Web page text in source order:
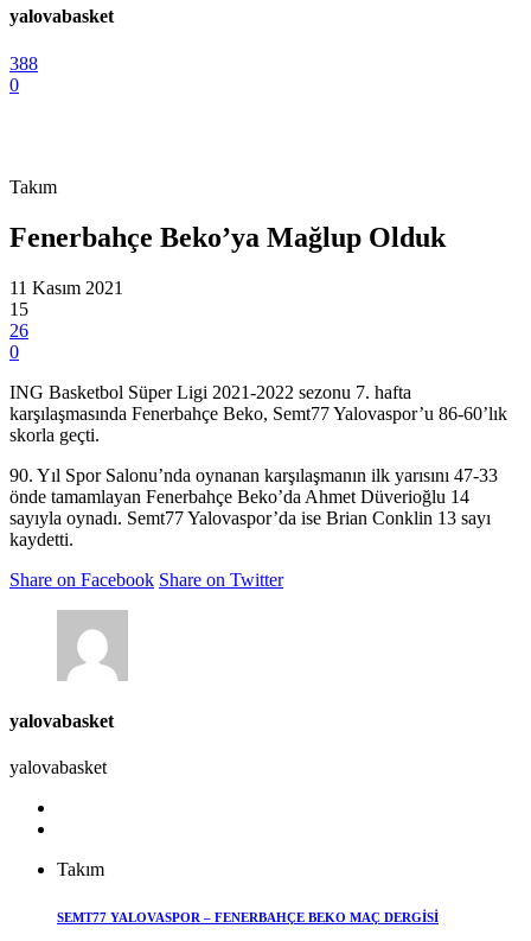
yalovabasket
388
0
Takım
Fenerbahçe Beko’ya Mağlup Olduk
11 Kasım 2021
15
26
0
ING Basketbol Süper Ligi 2021-2022 sezonu 7. hafta
karşılaşmasında Fenerbahçe Beko, Semt77 Yalovaspor’u 86-60’lık
skorla geçti.
90. Yıl Spor Salonu’nda oynanan karşılaşmanın ilk yarısını 47-33
önde tamamlayan Fenerbahçe Beko’da Ahmet Düverioğlu 14
sayıyla oynadı. Semt77 Yalovaspor’da ise Brian Conklin 13 sayı
kaydetti.
Share on Facebook Share on Twitter
yalovabasket
yalovabasket
Takım
SEMT77 YALOVASPOR – FENERBAHÇE BEKO MAÇ DERGİSİ